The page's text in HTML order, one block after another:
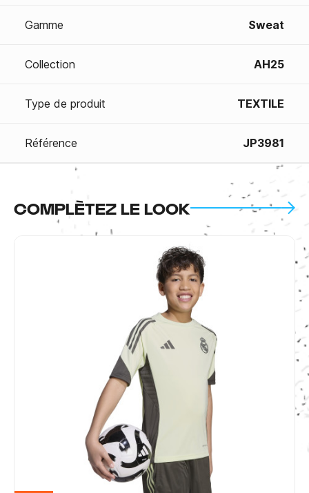
Gamme Sweat
Collection AH25
Type de produit TEXTILE
Référence JP3981
COMPLÈTEZ LE LOOK